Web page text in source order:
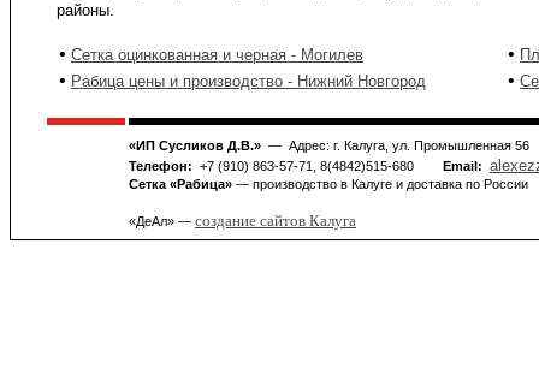
районы.
• Сетка оцинкованная и черная - Могилев •
• Рабица цены и производство - Нижний Новгород •
«ИП Сусликов Д.В.» — Адрес: г. Калуга, ул. Промышленная 56
Телефон: +7 (910) 863-57-71, 8(4842)515-680 Email:
Сетка «Рабица» — производство в Калуге и доставка по России
«ДеАл» — создание сайтов Калуга